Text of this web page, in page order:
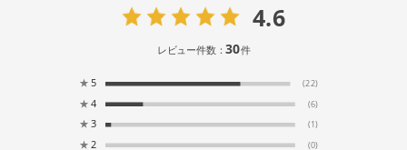
4.6
レビュー件数：30件
★ 5 (22)
★ 4 (6)
★ 3 (1)
★ 2 (0)